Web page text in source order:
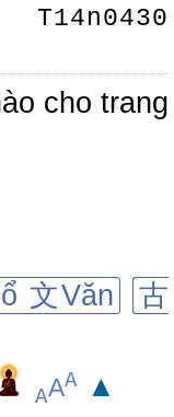
T14n0430
cho trang
文Văn
古
AAA ▲